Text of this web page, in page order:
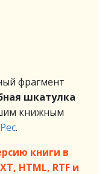
фрагмент
шкатулка
книжным
.
книги в
HTML, RTF и